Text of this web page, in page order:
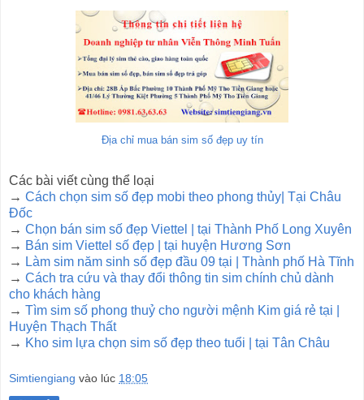
Địa chỉ mua bán sim số đẹp uy tín
Các bài viết cùng thể loại
→ Cách chọn sim số đẹp mobi theo phong thủy| Tại Châu
Đốc
→ Chọn bán sim số đẹp Viettel | tại Thành Phố Long Xuyên
→ Bán sim Viettel số đẹp | tại huyện Hương Sơn
→ Làm sim năm sinh số đẹp đầu 09 tại | Thành phố Hà Tĩnh
→ Cách tra cứu và thay đổi thông tin sim chính chủ dành
cho khách hàng
→ Tìm sim số phong thuỷ cho người mệnh Kim giá rẻ tại |
Huyện Thạch Thất
→ Kho sim lựa chọn sim số đẹp theo tuổi | tại Tân Châu
Simtiengiang vào lúc 18:05